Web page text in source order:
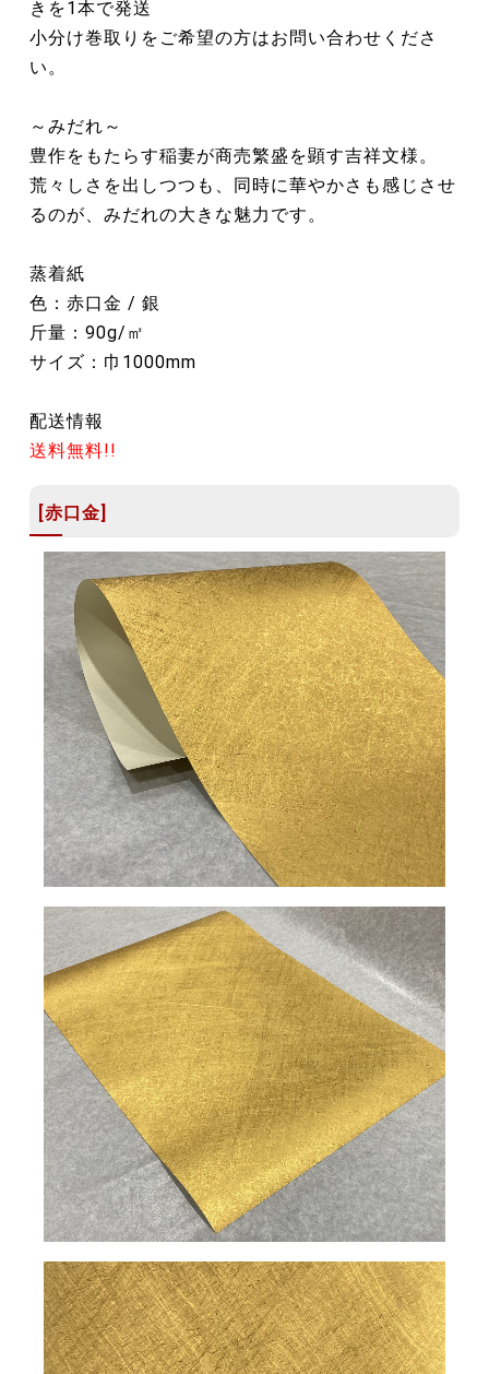
きを1本で発送
小分け巻取りをご希望の方はお問い合わせくださ
い。
～みだれ～
豊作をもたらす稲妻が商売繁盛を顕す吉祥文様。
荒々しさを出しつつも、同時に華やかさも感じさせ
るのが、みだれの大きな魅力です。
蒸着紙
色：赤口金 / 銀
斤量：90g/㎡
サイズ：巾1000mm
配送情報
送料無料!!
[赤口金]